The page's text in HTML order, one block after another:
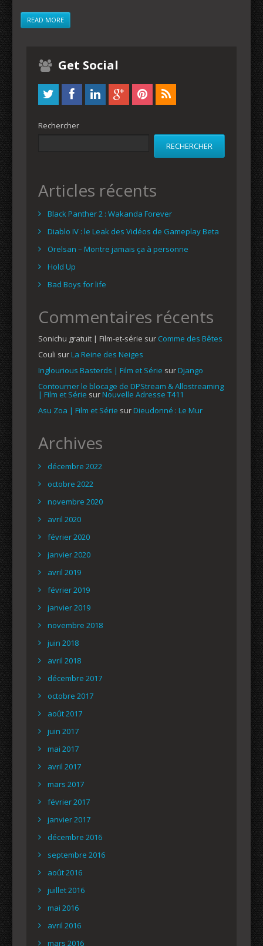
READ MORE
Get Social
Rechercher
RECHERCHER
Articles récents
Black Panther 2 : Wakanda Forever
Diablo IV : le Leak des Vidéos de Gameplay Beta
Orelsan – Montre jamais ça à personne
Hold Up
Bad Boys for life
Commentaires récents
Sonichu gratuit | Film-et-série sur Comme des Bêtes
Couli surLa Reine des Neiges
Inglourious Basterds | Film et Série surDjango
Contourner le blocage de DPStream & Allostreaming
| Film et Série surNouvelle Adresse T411
Asu Zoa | Film et Série surDieudonné : Le Mur
Archives
décembre 2022
octobre 2022
novembre 2020
avril 2020
février 2020
janvier 2020
avril 2019
février 2019
janvier 2019
novembre 2018
juin 2018
avril 2018
décembre 2017
octobre 2017
août 2017
juin 2017
mai 2017
avril 2017
mars 2017
février 2017
janvier 2017
décembre 2016
septembre 2016
août 2016
juillet 2016
mai 2016
avril 2016
mars 2016